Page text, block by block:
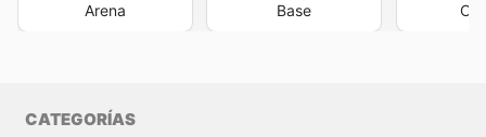
Arena Base
CATEGORÍAS